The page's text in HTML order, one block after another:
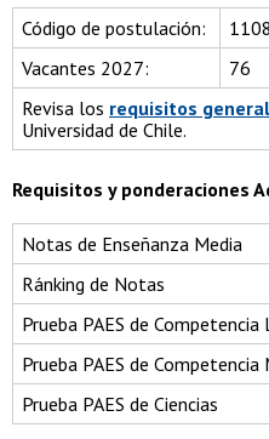
Código de postulación:
Vacantes 2027:
76
Revisa los requisitos
Universidad de Chile.
Requisitos y ponderaciones
Notas de Enseñanza Media
Ránking de Notas
Prueba PAES de
Prueba PAES de
Prueba PAES de Ciencias